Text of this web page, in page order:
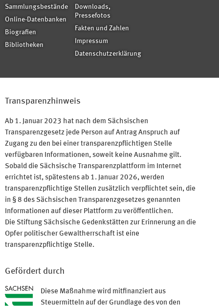
Sammlungsbestände
Online-Datenbanken
Biografien
Bibliotheken
Downloads,
Pressefotos
Fakten und Zahlen
Impressum
Datenschutzerklärung
Transparenzhinweis
Ab 1. Januar 2023 hat nach dem Sächsischen
Transparenzgesetz jede Person auf Antrag Anspruch auf
Zugang zu den bei einer transparenzpflichtigen Stelle
verfügbaren Informationen, soweit keine Ausnahme gilt.
Sobald die Sächsische Transparenzplattform im Internet
errichtet ist, spätestens ab 1. Januar 2026, werden
transparenzpflichtige Stellen zusätzlich verpflichtet sein, die
in § 8 des Sächsischen Transparenzgesetzes genannten
Informationen auf dieser Plattform zu veröffentlichen.
Die Stiftung Sächsische Gedenkstätten zur Erinnerung an die
Opfer politischer Gewaltherrschaft ist eine
transparenzpflichtige Stelle.
Gefördert durch
Diese Maßnahme wird mitfinanziert aus
Steuermitteln auf der Grundlage des von den